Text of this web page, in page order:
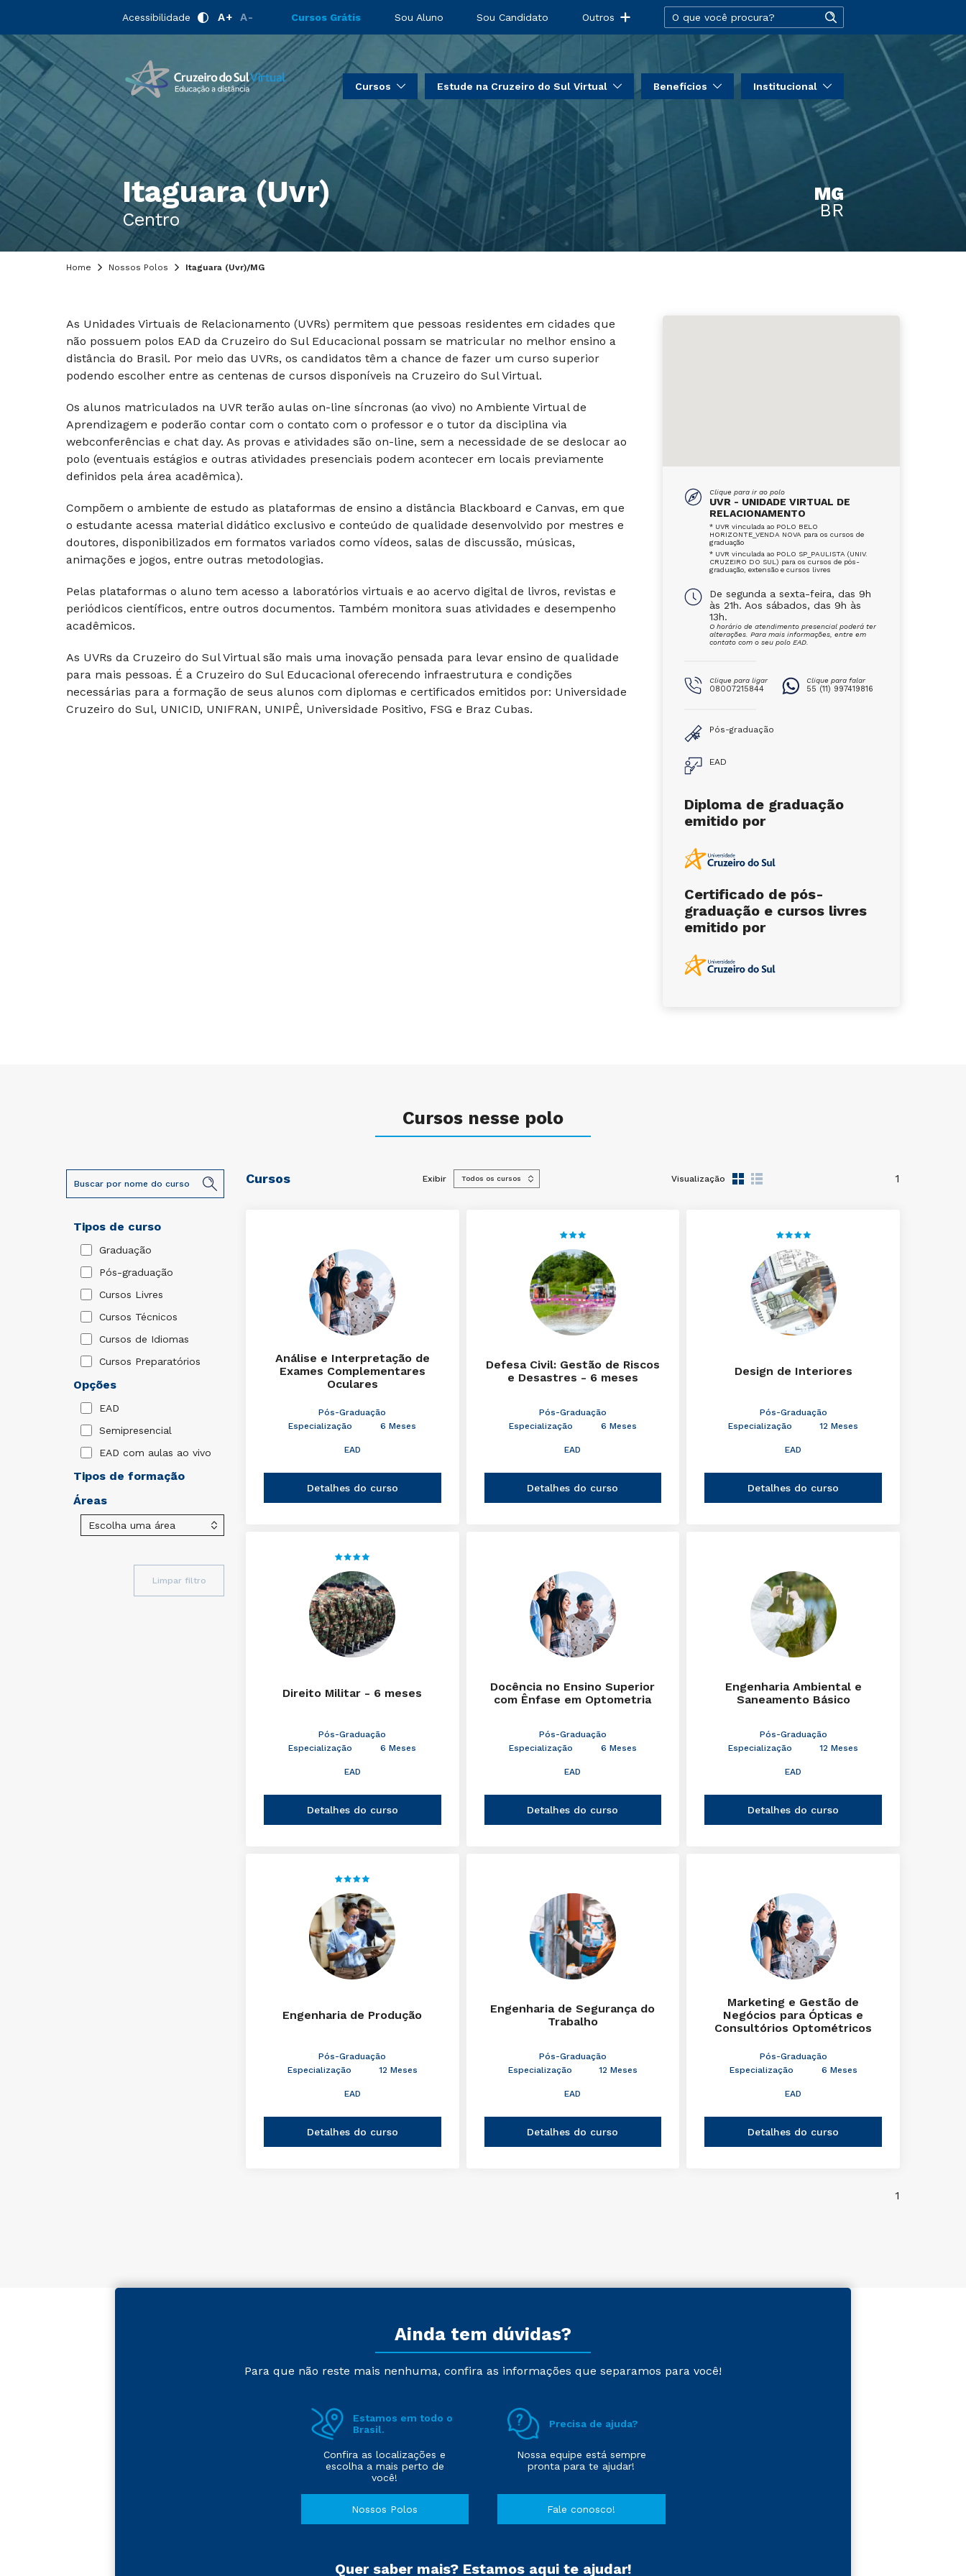
Acessibilidade A+ A- Cursos Grátis Sou Aluno Sou Candidato Outros
Cursos Estude na Cruzeiro do Sul Virtual Benefícios Institucional
Itaguara (Uvr)
Centro
MG
BR
Home Nossos Polos Itaguara (Uvr)/MG
As Unidades Virtuais de Relacionamento (UVRs) permitem que pessoas residentes em cidades que
não possuem polos EAD da Cruzeiro do Sul Educacional possam se matricular no melhor ensino a
distância do Brasil. Por meio das UVRs, os candidatos têm a chance de fazer um curso superior
podendo escolher entre as centenas de cursos disponíveis na Cruzeiro do Sul Virtual.
Os alunos matriculados na UVR terão aulas on-line síncronas (ao vivo) no Ambiente Virtual de
Aprendizagem e poderão contar com o contato com o professor e o tutor da disciplina via
webconferências e chat day. As provas e atividades são on-line, sem a necessidade de se deslocar ao
polo (eventuais estágios e outras atividades presenciais podem acontecer em locais previamente
definidos pela área acadêmica).
Compõem o ambiente de estudo as plataformas de ensino a distância Blackboard e Canvas, em que
o estudante acessa material didático exclusivo e conteúdo de qualidade desenvolvido por mestres e
doutores, disponibilizados em formatos variados como vídeos, salas de discussão, músicas,
animações e jogos, entre outras metodologias.
Pelas plataformas o aluno tem acesso a laboratórios virtuais e ao acervo digital de livros, revistas e
periódicos científicos, entre outros documentos. Também monitora suas atividades e desempenho
acadêmicos.
As UVRs da Cruzeiro do Sul Virtual são mais uma inovação pensada para levar ensino de qualidade
para mais pessoas. É a Cruzeiro do Sul Educacional oferecendo infraestrutura e condições
necessárias para a formação de seus alunos com diplomas e certificados emitidos por: Universidade
Cruzeiro do Sul, UNICID, UNIFRAN, UNIPÊ, Universidade Positivo, FSG e Braz Cubas.
Clique para ir ao polo
UVR - UNIDADE VIRTUAL DE
RELACIONAMENTO
* UVR vinculada ao POLO BELO
HORIZONTE_VENDA NOVA para os cursos de
graduação
* UVR vinculada ao POLO SP_PAULISTA (UNIV.
CRUZEIRO DO SUL) para os cursos de pós-
graduação, extensão e cursos livres
De segunda a sexta-feira, das 9h
às 21h. Aos sábados, das 9h às
13h.
O horário de atendimento presencial poderá ter
alterações. Para mais informações, entre em
contato com o seu polo EAD.
Clique para ligar
08007215844
Clique para falar
55 (11) 997419816
Pós-graduação
EAD
Diploma de graduação
emitido por
Certificado de pós-
graduação e cursos livres
emitido por
Cursos nesse polo
Tipos de curso
Graduação
Pós-graduação
Cursos Livres
Cursos Técnicos
Cursos de Idiomas
Cursos Preparatórios
Opções
EAD
Semipresencial
EAD com aulas ao vivo
Tipos de formação
Áreas
Limpar filtro
Cursos Exibir Visualização 1
Análise e Interpretação de
Exames Complementares
Oculares
Pós-Graduação
Especialização
6 Meses
EAD
Detalhes do curso
Defesa Civil: Gestão de Riscos
e Desastres - 6 meses
Pós-Graduação
Especialização
6 Meses
EAD
Detalhes do curso
Design de Interiores
Pós-Graduação
Especialização
12 Meses
EAD
Detalhes do curso
Direito Militar - 6 meses
Pós-Graduação
Especialização
6 Meses
EAD
Detalhes do curso
Docência no Ensino Superior
com Ênfase em Optometria
Pós-Graduação
Especialização
6 Meses
EAD
Detalhes do curso
Engenharia Ambiental e
Saneamento Básico
Pós-Graduação
Especialização
12 Meses
EAD
Detalhes do curso
Engenharia de Produção
Pós-Graduação
Especialização
12 Meses
EAD
Detalhes do curso
Engenharia de Segurança do
Trabalho
Pós-Graduação
Especialização
12 Meses
EAD
Detalhes do curso
Marketing e Gestão de
Negócios para Ópticas e
Consultórios Optométricos
Pós-Graduação
Especialização
6 Meses
EAD
Detalhes do curso
1
Ainda tem dúvidas?
Para que não reste mais nenhuma, confira as informações que separamos para você!
Estamos em todo o
Brasil.
Confira as localizações e
escolha a mais perto de
você!
Nossos Polos
Precisa de ajuda?
Nossa equipe está sempre
pronta para te ajudar!
Fale conosco!
Quer saber mais? Estamos aqui te ajudar!